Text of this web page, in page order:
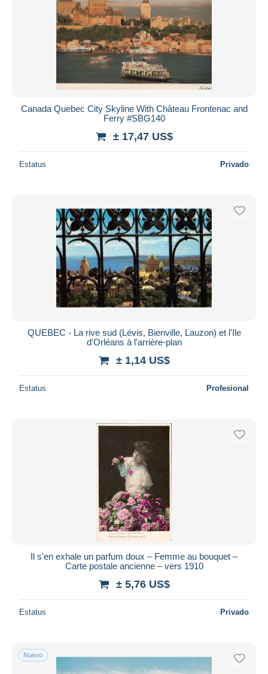
Canada Quebec City Skyline With Château Frontenac and
Ferry #SBG140
± 17,47 US$
Estatus Privado
QUEBEC - La rive sud (Lévis, Bienville, Lauzon) et l'Ile
d'Orléans à l'arrière-plan
± 1,14 US$
Estatus Profesional
Il s'en exhale un parfum doux – Femme au bouquet –
Carte postale ancienne – vers 1910
± 5,76 US$
Estatus Privado
Nuevo